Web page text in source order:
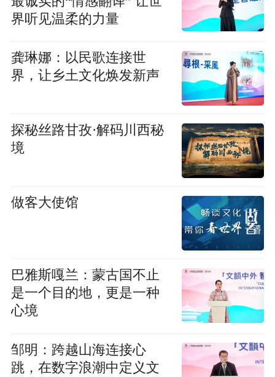
界听见温柔的力量
龚琳娜：以民歌连接世
界，让乡土文化焕发新声
探秘丝路甘孜·解码川西秘
境
做客大使馆
巴雅斯嘎兰：蒙古国不止
是一个目的地，更是一种
心境
邹明：跨越山海连接心
跳，在数字浪潮中定义文